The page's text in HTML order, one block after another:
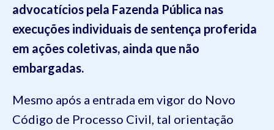
advocatícios pela Fazenda Pública nas
execuções individuais de sentença proferida
em ações coletivas, ainda que não
embargadas.
Mesmo após a entrada em vigor do Novo
Código de Processo Civil, tal orientação